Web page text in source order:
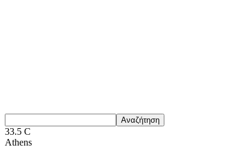
33.5 C
Athens